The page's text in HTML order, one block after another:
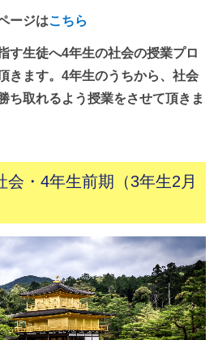
ージはこちら
す生徒へ4年生の社会の授業プロ
きます。4年生のうちから、社会
ち取れるよう授業をさせて頂きま
会・4年生前期（3年生2月